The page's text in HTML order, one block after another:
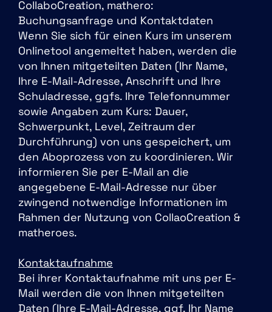
CollaboCreation, mathero:
Buchungsanfrage und Kontaktdaten
Wenn Sie sich für einen Kurs im unserem
Onlinetool angemeltet haben, werden die
von Ihnen mitgeteilten Daten (Ihr Name,
Ihre E-Mail-Adresse, Anschrift und Ihre
Schuladresse, ggfs. Ihre Telefonnummer
sowie Angaben zum Kurs: Dauer,
Schwerpunkt, Level, Zeitraum der
Durchführung) von uns gespeichert, um
den Aboprozess von zu koordinieren. Wir
informieren Sie per E-Mail an die
angegebene E-Mail-Adresse nur über
zwingend notwendige Informationen im
Rahmen der Nutzung von CollaoCreation &
matheroes.
Kontaktaufnahme
Bei ihrer Kontaktaufnahme mit uns per E-
Mail werden die von Ihnen mitgeteilten
Daten (Ihre E-Mail-Adresse, ggf. Ihr Name